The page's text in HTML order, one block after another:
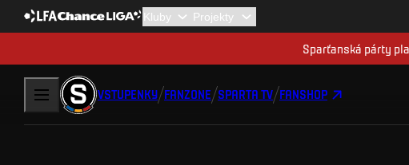
Sparťanská párty
VSTUPENKY FANZONE SPARTA TV FANSHOP